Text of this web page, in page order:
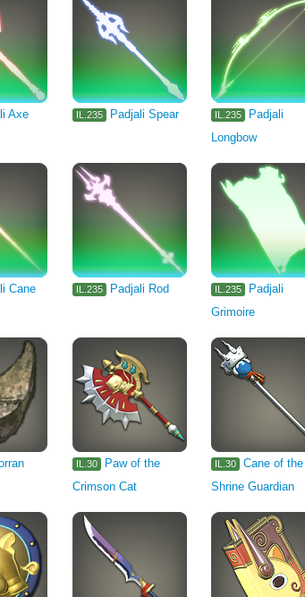
Two-handed Conjurer's Arm Arcanist's Grimoire
Axe IL.235 Padjali Spear IL.235
Padjali
Longbow
Cane IL.235 Padjali Rod IL.235
Padjali
Grimoire
IL.30
Paw of the
Crimson Cat
IL.30
Cane of the
Shrine Guardian